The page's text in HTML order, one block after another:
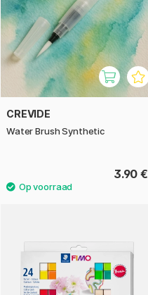
CREVIDE
Water Brush Synthetic
3.90 €